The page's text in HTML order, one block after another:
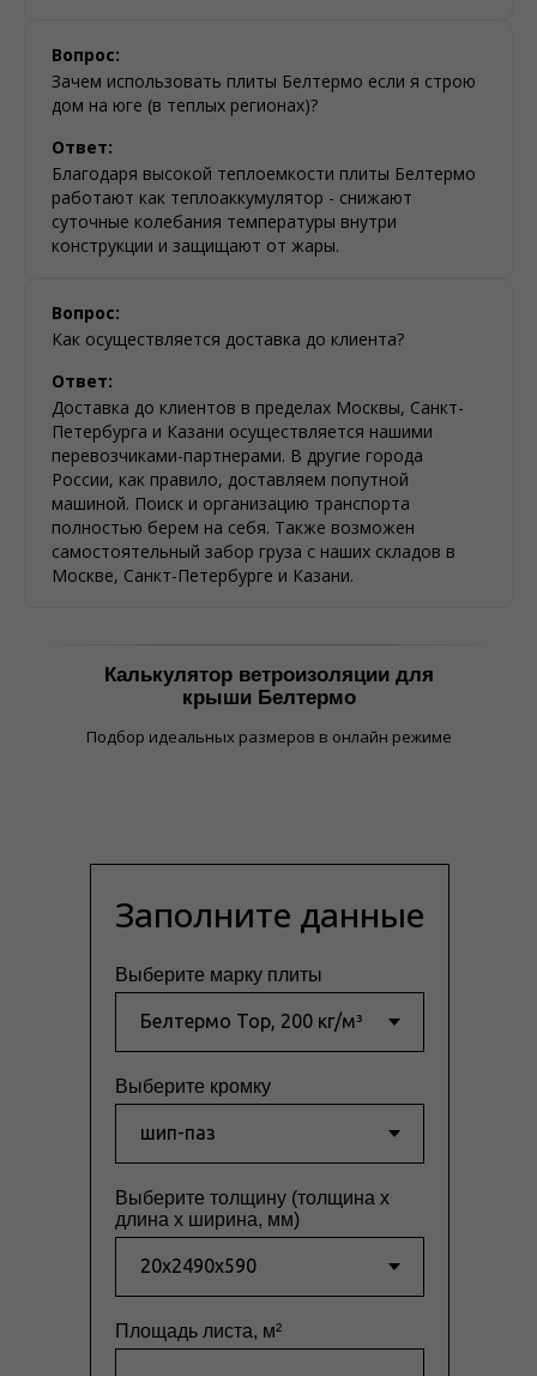
Вопрос:
Зачем использовать плиты Белтермо если я строю
дом на юге (в теплых регионах)?
Ответ:
Благодаря высокой теплоемкости плиты Белтермо
работают как теплоаккумулятор - снижают
суточные колебания температуры внутри
конструкции и защищают от жары.
Вопрос:
Как осуществляется доставка до клиента?
Ответ:
Доставка до клиентов в пределах Москвы, Санкт-
Петербурга и Казани осуществляется нашими
перевозчиками-партнерами. В другие города
России, как правило, доставляем попутной
машиной. Поиск и организацию транспорта
полностью берем на себя. Также возможен
самостоятельный забор груза с наших складов в
Москве, Санкт-Петербурге и Казани.
Калькулятор ветроизоляции для
крыши Белтермо
Подбор идеальных размеров в онлайн режиме
Заполните данные
Выберите марку плиты
Выберите кромку
Выберите толщину (толщина x
длина x ширина, мм)
Площадь листа, м²